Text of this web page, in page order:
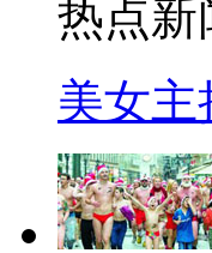
热点新
美女主